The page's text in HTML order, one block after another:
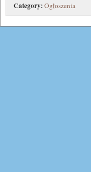
Category:Ogłoszenia